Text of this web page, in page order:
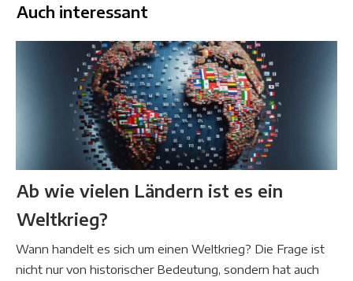
Auch interessant
Ab wie vielen Ländern ist es ein
Weltkrieg?
Wann handelt es sich um einen Weltkrieg? Die Frage ist
nicht nur von historischer Bedeutung, sondern hat auch